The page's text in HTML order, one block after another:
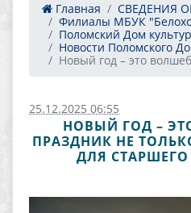
Главная
СВЕДЕНИЯ
Филиалы МБУК
Поломский Дом
Новости Поломского
Новый год – это
25.12.2025 06:55
НОВЫЙ ГОД –
ПРАЗДНИК НЕ
ДЛЯ